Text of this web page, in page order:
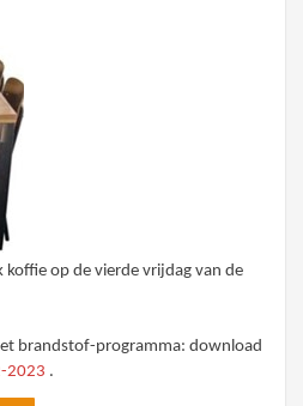
koffie op de vierde vrijdag van de
brandstof-programma: download
2023 .